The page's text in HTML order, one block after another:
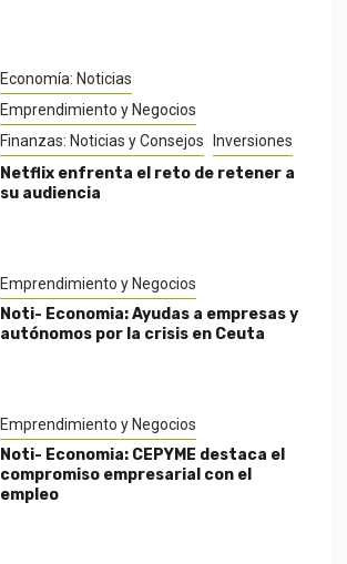
Economía: Noticias
Emprendimiento y Negocios
Finanzas: Noticias y Consejos
Inversiones
Netflix enfrenta el reto de retener a
su audiencia
Emprendimiento y Negocios
Noti- Economia: Ayudas a empresas y
autónomos por la crisis en Ceuta
Emprendimiento y Negocios
Noti- Economia: CEPYME destaca el
compromiso empresarial con el
empleo